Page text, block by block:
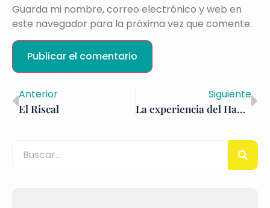
Guarda mi nombre, correo electrónico y web en
este navegador para la próxima vez que comente.
Anterior
El Riscal
Siguiente
La experiencia del Hammam en Estambul